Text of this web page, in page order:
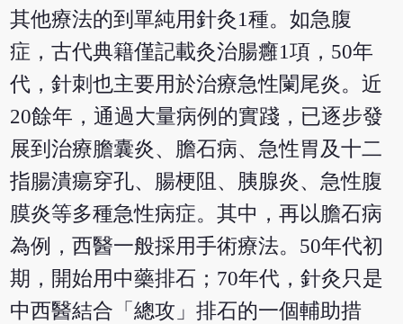
其他療法的到單純用針灸1種。如急腹
症，古代典籍僅記載灸治腸癰1項，50年
代，針刺也主要用於治療急性闌尾炎。近
20餘年，通過大量病例的實踐，已逐步發
展到治療膽囊炎、膽石病、急性胃及十二
指腸潰瘍穿孔、腸梗阻、胰腺炎、急性腹
膜炎等多種急性病症。其中，再以膽石病
為例，西醫一般採用手術療法。50年代初
期，開始用中藥排石；70年代，針灸只是
中西醫結合「總攻」排石的一個輔助措